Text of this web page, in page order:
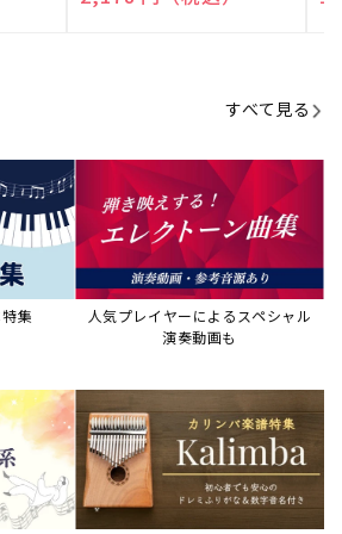
すべて見る
集
人気プレイヤーによるスペシャル
演奏動画も